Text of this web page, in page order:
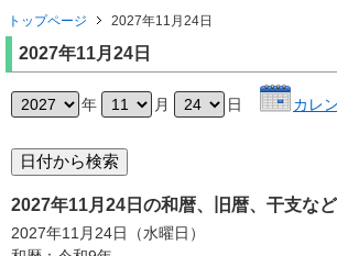
トップページ 2027年11月24日
2027年11月24日
年 月 日 カレ
2027年11月24日の和暦、旧暦、干支など
2027年11月24日（水曜日）